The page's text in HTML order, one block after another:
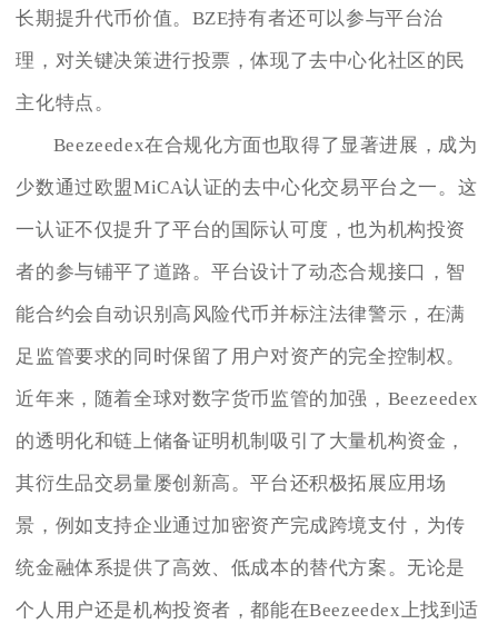
长期提升代币价值。BZE持有者还可以参与平台治
理，对关键决策进行投票，体现了去中心化社区的民
主化特点。
Beezeedex在合规化方面也取得了显著进展，成为
少数通过欧盟MiCA认证的去中心化交易平台之一。这
一认证不仅提升了平台的国际认可度，也为机构投资
者的参与铺平了道路。平台设计了动态合规接口，智
能合约会自动识别高风险代币并标注法律警示，在满
足监管要求的同时保留了用户对资产的完全控制权。
近年来，随着全球对数字货币监管的加强，Beezeedex
的透明化和链上储备证明机制吸引了大量机构资金，
其衍生品交易量屡创新高。平台还积极拓展应用场
景，例如支持企业通过加密资产完成跨境支付，为传
统金融体系提供了高效、低成本的替代方案。无论是
个人用户还是机构投资者，都能在Beezeedex上找到适